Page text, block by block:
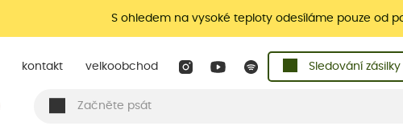
S ohledem na vysoké teploty odesíláme pouze od
kontakt velkoobchod Sledování zásilky